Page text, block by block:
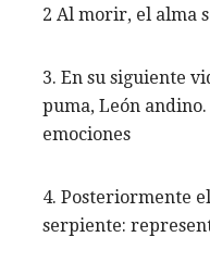
2 Al morir, el alma
3. En su siguiente
puma, León
emociones
4. Posteriormente
serpiente: